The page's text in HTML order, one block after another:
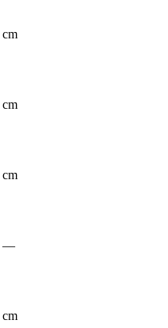
cm
cm
cm
—
cm